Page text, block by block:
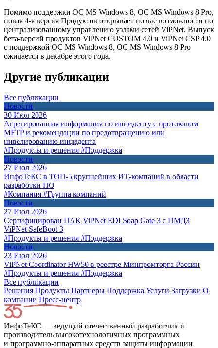
Помимо поддержки ОС MS Windows 8, ОС MS Windows 8 Pro,
новая 4-я версия Продуктов открывает новые возможности по
централизованному управлению узлами сетей ViPNet. Выпуск
бета-версий продуктов ViPNet CUSTOM 4.0 и ViPNet CSP 4.0
с поддержкой ОС MS Windows 8, ОС MS Windows 8 Pro
ожидается в декабре этого года.
Другие публикации
Все публикации
Новости
30 Июл 2026
Агрегированная информация по инциденту с протоколом
MFTP и рекомендации по предотвращению или
нивелированию инцидента
#Продукты и решения #Поддержка
Новости
27 Июл 2026
ИнфоТеКС в ТОП-5 крупнейших ИТ-компаний в области
разработки ПО
#Компания #Группа компаний
Новости
27 Июл 2026
Сертифицирован ПАК ViPNet EDI Soap Gate 3 с ПМДЗ
ViPNet SafeBoot 3
#Продукты и решения #Поддержка
Новости
23 Июл 2026
ViPNet Coordinator HW50 в реестре Минпромторга России
#Продукты и решения #Поддержка
Все публикации
Решения Продукты Партнeры Поддержка Услуги Загрузки О
компании Пресс-центр
ИнфоТеКС — ведущий отечественный разработчик и
производитель высокотехнологичных программных
и программно-аппаратных средств защиты информации